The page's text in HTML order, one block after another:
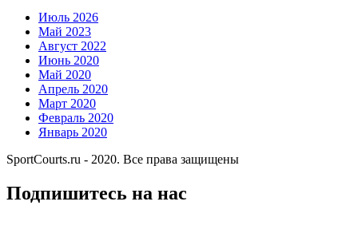
Июль 2026
Май 2023
Август 2022
Июнь 2020
Май 2020
Апрель 2020
Март 2020
Февраль 2020
Январь 2020
SportCourts.ru - 2020. Все права защищены
Подпишитесь на нас